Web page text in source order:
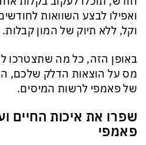
ואפילו לבצע השוואות
וקל, ללא תיוק של המון קבלות.
באופן הזה, כל מה שתצטרכו
מס על הוצאות הדלק שלכם,
של פאמפי לרשות המיסים.
שפרו את איכות החיים
פאמפי